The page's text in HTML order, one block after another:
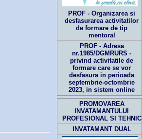
PROF - Organizarea si
desfasurarea activitatilor
de formare de tip
mentoral
PROF - Adresa
nr.1985/DGMRURS -
privind activitatile de
formare care se vor
desfasura in perioada
septembrie-octombrie
2023, in sistem online
PROMOVAREA
INVATAMANTULUI
PROFESIONAL SI TEHNIC
INVATAMANT DUAL